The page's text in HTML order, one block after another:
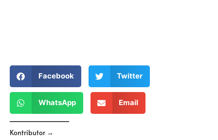
Facebook Twitter
WhatsApp Email
Kontributor →